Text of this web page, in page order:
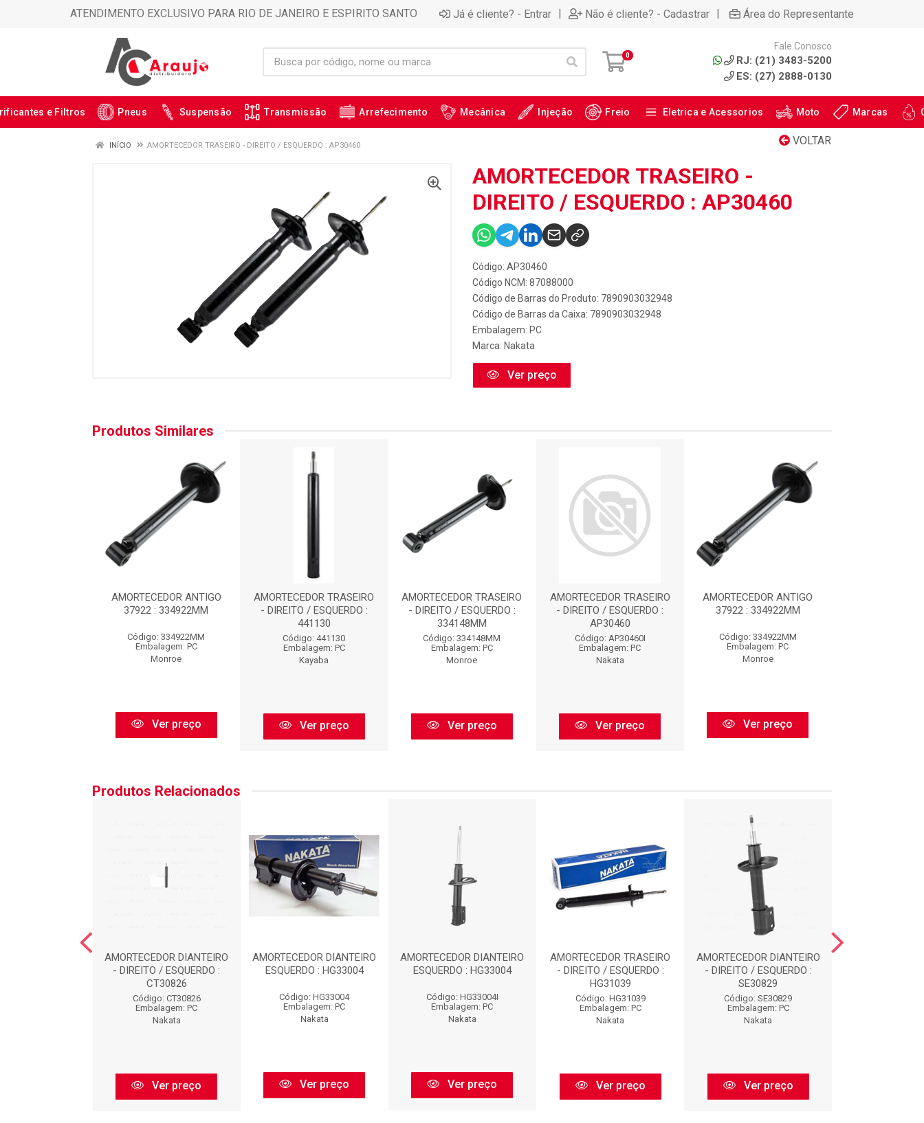
ATENDIMENTO EXCLUSIVO PARA RIO DE JANEIRO E ESPIRITO SANTO Já é cliente? - Entrar | Não é cliente? - Cadastrar | Área do Representante
0
Fale Conosco
RJ: (21) 3483-5200
ES: (27) 2888-0130
e Filtros Pneus Suspensão Transmissão Arrefecimento Mecânica Injeção Freio Eletrica e Acessorios Moto Marcas
VOLTAR
INÍCIO AMORTECEDOR TRASEIRO - DIREITO / ESQUERDO : AP30460
AMORTECEDOR TRASEIRO -
DIREITO / ESQUERDO : AP30460
Código: AP30460
Código NCM: 87088000
Código de Barras do Produto: 7890903032948
Código de Barras da Caixa: 7890903032948
Embalagem: PC
Marca: Nakata
Ver preço
Produtos Similares
AMORTECEDOR ANTIGO
37922 : 334922MM
Código: 334922MM
Embalagem: PC
Monroe
Ver preço
AMORTECEDOR TRASEIRO
- DIREITO / ESQUERDO :
441130
Código: 441130
Embalagem: PC
Kayaba
Ver preço
AMORTECEDOR TRASEIRO
- DIREITO / ESQUERDO :
334148MM
Código: 334148MM
Embalagem: PC
Monroe
Ver preço
AMORTECEDOR TRASEIRO
- DIREITO / ESQUERDO :
AP30460
Código: AP30460I
Embalagem: PC
Nakata
Ver preço
AMORTECEDOR ANTIGO
37922 : 334922MM
Código: 334922MM
Embalagem: PC
Monroe
Ver preço
Produtos Relacionados
AMORTECEDOR DIANTEIRO
- DIREITO / ESQUERDO :
CT30826
Código: CT30826
Embalagem: PC
Nakata
Ver preço
AMORTECEDOR DIANTEIRO
ESQUERDO : HG33004
Código: HG33004
Embalagem: PC
Nakata
Ver preço
AMORTECEDOR DIANTEIRO
ESQUERDO : HG33004
Código: HG33004I
Embalagem: PC
Nakata
Ver preço
AMORTECEDOR TRASEIRO
- DIREITO / ESQUERDO :
HG31039
Código: HG31039
Embalagem: PC
Nakata
Ver preço
AMORTECEDOR DIANTEIRO
- DIREITO / ESQUERDO :
SE30829
Código: SE30829
Embalagem: PC
Nakata
Ver preço